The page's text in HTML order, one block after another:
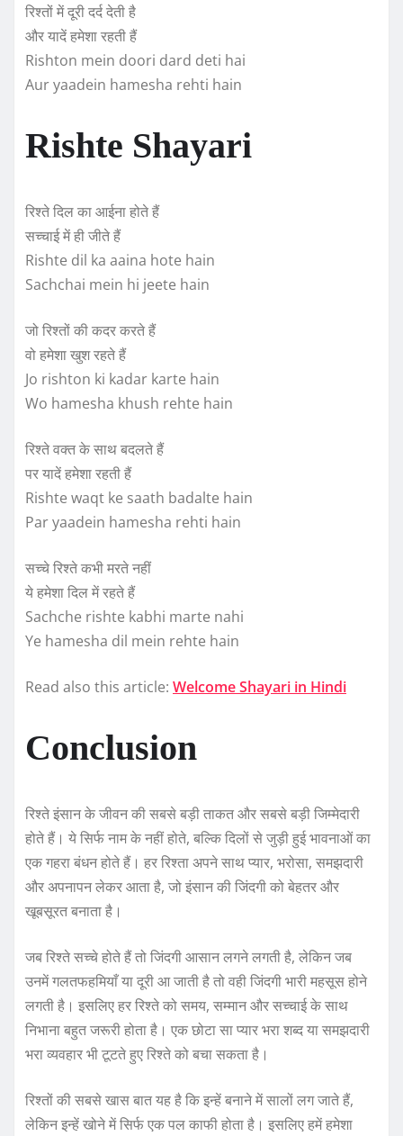
रिश्तों में दूरी दर्द देती है
और यादें हमेशा रहती हैं
Rishton mein doori dard deti hai
Aur yaadein hamesha rehti hain
Rishte Shayari
रिश्ते दिल का आईना होते हैं
सच्चाई में ही जीते हैं
Rishte dil ka aaina hote hain
Sachchai mein hi jeete hain
जो रिश्तों की कदर करते हैं
वो हमेशा खुश रहते हैं
Jo rishton ki kadar karte hain
Wo hamesha khush rehte hain
रिश्ते वक्त के साथ बदलते हैं
पर यादें हमेशा रहती हैं
Rishte waqt ke saath badalte hain
Par yaadein hamesha rehti hain
सच्चे रिश्ते कभी मरते नहीं
ये हमेशा दिल में रहते हैं
Sachche rishte kabhi marte nahi
Ye hamesha dil mein rehte hain
Read also this article: Welcome Shayari in Hindi
Conclusion
रिश्ते इंसान के जीवन की सबसे बड़ी ताकत और सबसे बड़ी जिम्मेदारी
होते हैं। ये सिर्फ नाम के नहीं होते, बल्कि दिलों से जुड़ी हुई भावनाओं का
एक गहरा बंधन होते हैं। हर रिश्ता अपने साथ प्यार, भरोसा, समझदारी
और अपनापन लेकर आता है, जो इंसान की जिंदगी को बेहतर और
खूबसूरत बनाता है।
जब रिश्ते सच्चे होते हैं तो जिंदगी आसान लगने लगती है, लेकिन जब
उनमें गलतफहमियाँ या दूरी आ जाती है तो वही जिंदगी भारी महसूस होने
लगती है। इसलिए हर रिश्ते को समय, सम्मान और सच्चाई के साथ
निभाना बहुत जरूरी होता है। एक छोटा सा प्यार भरा शब्द या समझदारी
भरा व्यवहार भी टूटते हुए रिश्ते को बचा सकता है।
रिश्तों की सबसे खास बात यह है कि इन्हें बनाने में सालों लग जाते हैं,
लेकिन इन्हें खोने में सिर्फ एक पल काफी होता है। इसलिए हमें हमेशा